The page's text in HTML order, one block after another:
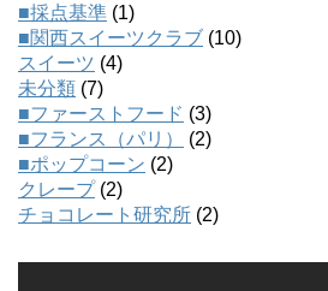
■採点基準 (1)
■関西スイーツクラブ (10)
スイーツ (4)
未分類 (7)
■ファーストフード (3)
■フランス（パリ）
(2)
■ポップコーン (2)
クレープ(2)
チョコレート研究所 (2)